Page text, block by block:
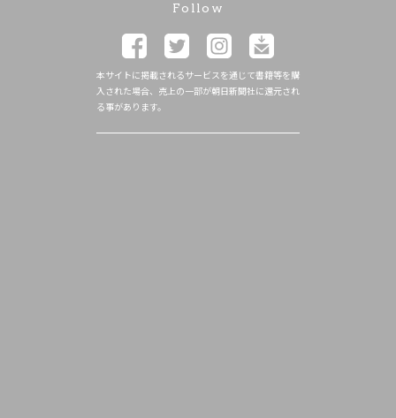
Follow
本サイトに掲載されるサービスを通じて書籍等を購
入された場合、売上の一部が朝日新聞社に還元され
る事があります。